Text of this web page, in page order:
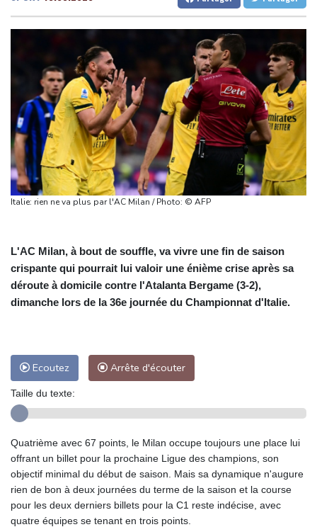
Kamerun
18 °C
Haiti
29 °C Madagascar
9 °C
27 °C Cayenne
21 °C
French Guiana
30 °C
Bruxelles
17 °C Vancouver
25 °C
Monte-Carlo
29 °C
dans des frappes dans la région de Kiev
Que peut-on attendre du pacte de défense scellé par Ryad,
Ankara et Islamabad?
Foot: le père et agent de Lionel Messi décède à l'âge de 68 ans
Hongrie : le "juge qui a dit non" à Orban choisi par le camp
Magyar pour devenir président
Euro de natation: Léon Marchand forfait sur les 200 et 400 m
quatre nages
Angleterre: le milieu brésilien Bruno Guimaraes rejoint Arsenal
Tour de France: la lauréate sortante Pauline Ferrand-Prévot
abandonne avant la 8e étape
Italie: rien ne va plus par l'AC Milan / Photo: © AFP
L'AC Milan, à bout de souffle, va vivre une fin de saison
crispante qui pourrait lui valoir une énième crise après sa
déroute à domicile contre l'Atalanta Bergame (3-2),
dimanche lors de la 36e journée du Championnat d'Italie.
Ecoutez Arrête d'écouter
Taille du texte:
Quatrième avec 67 points, le Milan occupe toujours une place lui
offrant un billet pour la prochaine Ligue des champions, son
objectif minimal du début de saison. Mais sa dynamique n'augure
rien de bon à deux journées du terme de la saison et la course
pour les deux derniers billets pour la C1 reste indécise, avec
quatre équipes se tenant en trois points.